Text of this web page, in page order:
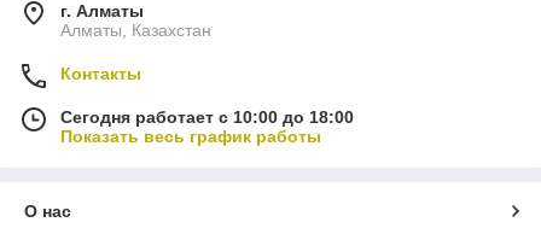
г. Алматы
Алматы, Казахстан
Контакты
Сегодня работает с 10:00 до 18:00
Показать весь график работы
О нас